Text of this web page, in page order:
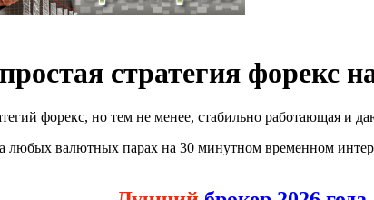
стратегия форекс
форекс, но тем не менее, стабильно работающая и
любых валютных парах на 30 минутном временном